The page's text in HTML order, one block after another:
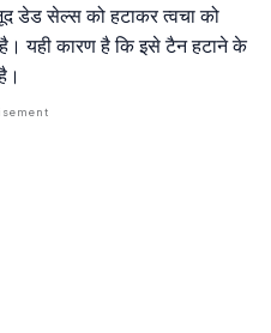
डेड सेल्स को हटाकर त्वचा को
यही कारण है कि इसे टैन हटाने के